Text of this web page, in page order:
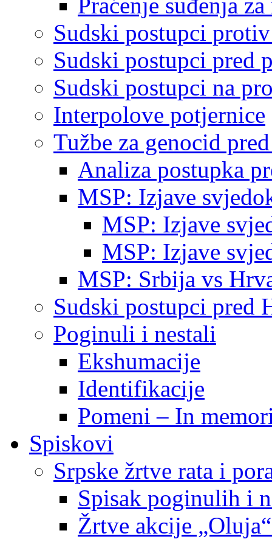
Sudski postupci
Sudski postupci pred
Sudski postupci na
Interpolove potjernice
Tužbe za genocid
Analiza postupka
MSP: Izjave
MSP: Izjave
MSP: Izjave
MSP: Srbija vs
Sudski postupci pred
Poginuli i nestali
Ekshumacije
Identifikacije
Pomeni – In
Spiskovi
Srpske žrtve rata i
Spisak poginulih i
Žrtve akcije